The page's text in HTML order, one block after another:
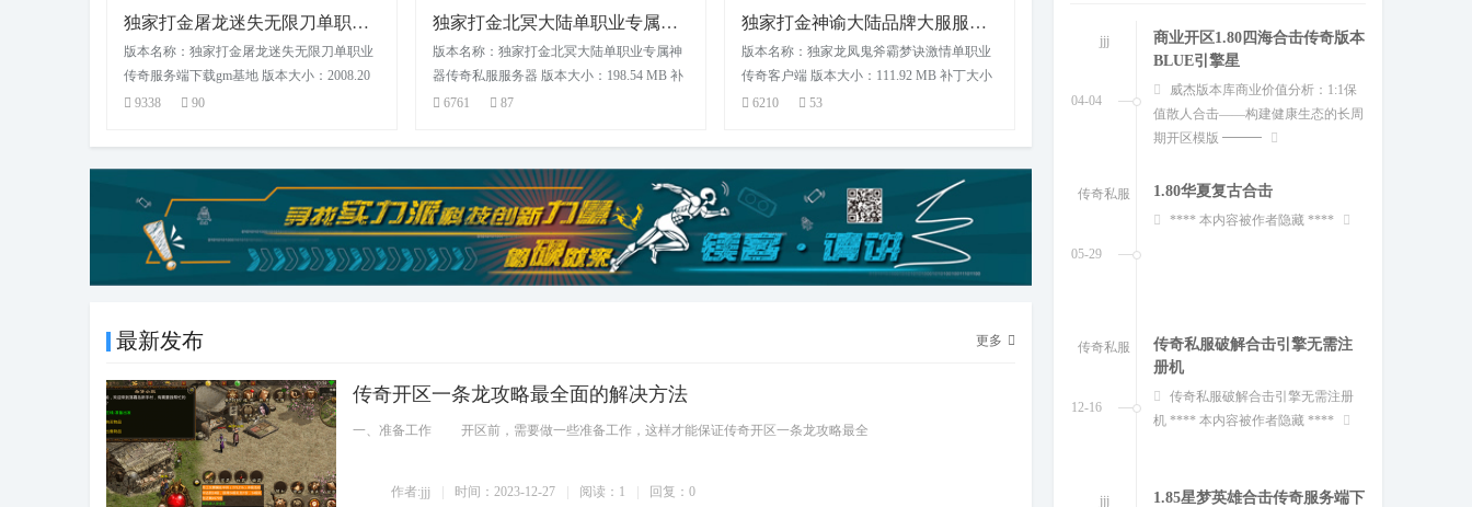
独家打金北冥大陆单职业专属神器传奇私服服
版本名称：独家打金北冥大陆单职业专属神
器传奇私服服务器 版本大小：198.54 MB 补
6761
87
独家打金神谕大陆品牌大服服务端下载
版本名称：独家龙凤鬼斧霸梦诀激情单职业
传奇客户端 版本大小：111.92 MB 补丁大小
6210
53
独家水浒传剧情专属打金传奇单职业服务端下
版本名称：独家水浒传剧情专属打金传奇单
职业服务端下载 版本大小：134.24 MB 补丁
4251
27
版本名称：独家龙凤鬼斧霸梦诀激情单职业
4038
29
最新发布 更多
传奇开区一条龙攻略最全面的解决方法
一、准备工作 开区前，需要做一些准备工作，这样才能保证传奇开区一条龙攻略最全
作者:jjj 时间：2023-12-27 阅读：1 回复：0
05-29
传奇私服 1.80华夏复古合击
**** 本内容被作者隐藏 ****
12-16
传奇私服
传奇私服破解合击引擎无需注
册机
02-24
jjj
1.85星梦英雄合击传奇服务端下
载
1.85星梦英雄合击传奇群服版|
倍攻属性|溅射吸血|GEE引擎 无
jjj
独家昊天合击+3三职业完整传